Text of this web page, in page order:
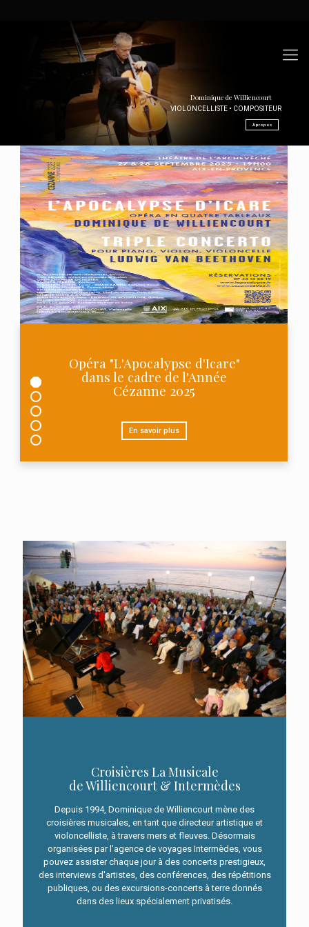
Croisières
La Musicale de Williencourt
&
Intermèdes
Croisières La Musicale
de Williencourt & Intermèdes
Depuis 1994, Dominique de Williencourt mène des
croisières musicales, en tant que directeur artistique et
violoncelliste, à travers mers et fleuves. Désormais
organisées par l'agence de voyages Intermèdes, vous
pouvez assister chaque jour à des concerts prestigieux,
des interviews d'artistes, des conférences, des répétitions
publiques, ou des excursions-concerts à terre donnés
dans des lieux spécialement privatisés.